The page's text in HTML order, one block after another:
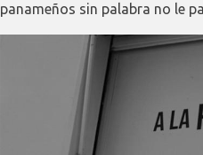
panameños sin palabra no le